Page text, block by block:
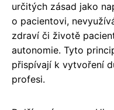
určitých zásad jako
o pacientovi,
zdraví či životě
autonomie. Tyto
přispívají k vytvoření
profesi.